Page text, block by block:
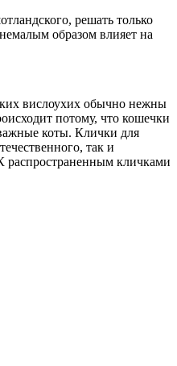
решать только
образом влияет на
вислоухих обычно нежны
потому, что кошечки
коты. Клички для
так и
распространенным кличками